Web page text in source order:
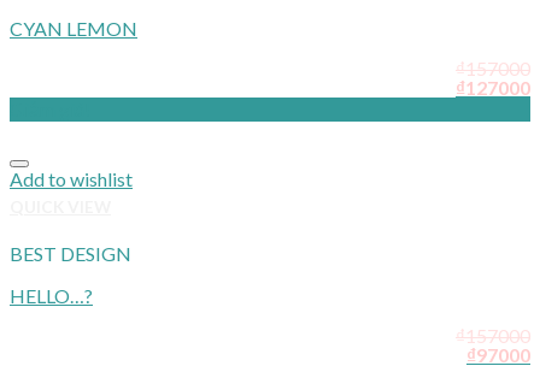
CYAN LEMON
₫157000
₫127000
Add to wishlist
BEST DESIGN
HELLO…?
₫157000
₫97000